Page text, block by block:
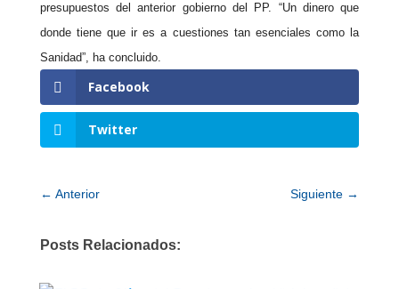
presupuestos del anterior gobierno del PP. “Un dinero que
donde tiene que ir es a cuestiones tan esenciales como la
Sanidad”, ha concluido.
Facebook
Twitter
← Anterior Siguiente →
Posts Relacionados: